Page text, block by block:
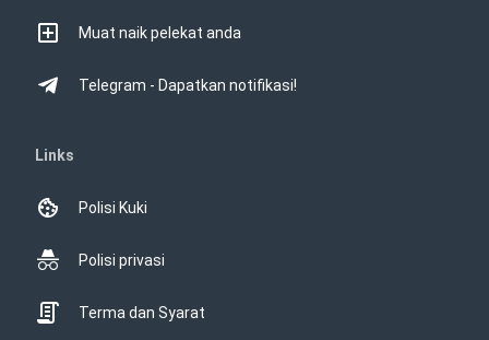
Muat naik pelekat anda
Telegram - Dapatkan notifikasi!
Links
Polisi Kuki
Polisi privasi
Terma dan Syarat